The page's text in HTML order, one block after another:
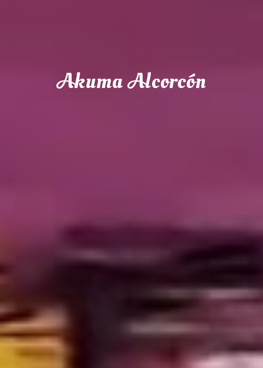
Akuma Alcorcón